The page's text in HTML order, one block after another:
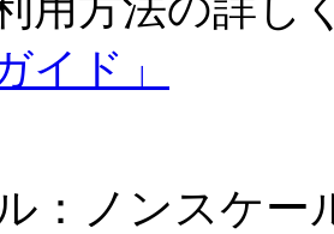
イド」
：ノンスケー